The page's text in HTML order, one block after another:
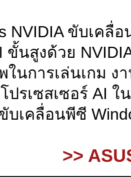
NVIDIA ขับเค
ขั้นสูงด้วย
ในการเล่นเกม ง
รเซสเซอร์ AI
บเคลื่อนพีซี
>>